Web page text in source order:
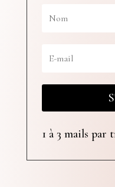
1 à 3 mails